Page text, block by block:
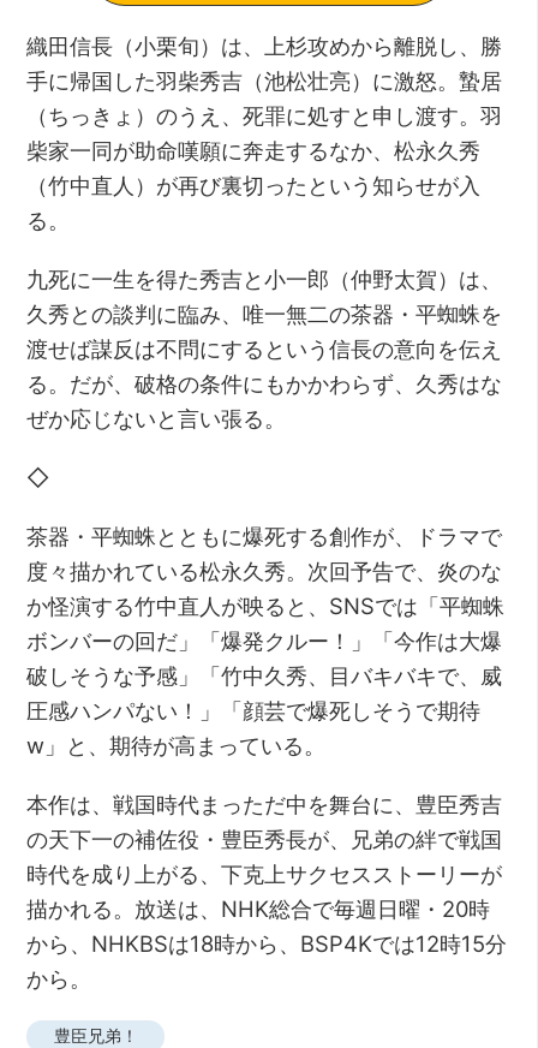
織田信長（小栗旬）は、上杉攻めから離脱し、勝
手に帰国した羽柴秀吉（池松壮亮）に激怒。蟄居
（ちっきょ）のうえ、死罪に処すと申し渡す。羽
柴家一同が助命嘆願に奔走するなか、松永久秀
（竹中直人）が再び裏切ったという知らせが入
る。
九死に一生を得た秀吉と小一郎（仲野太賀）は、
久秀との談判に臨み、唯一無二の茶器・平蜘蛛を
渡せば謀反は不問にするという信長の意向を伝え
る。だが、破格の条件にもかかわらず、久秀はな
ぜか応じないと言い張る。
◇
茶器・平蜘蛛とともに爆死する創作が、ドラマで
度々描かれている松永久秀。次回予告で、炎のな
か怪演する竹中直人が映ると、SNSでは「平蜘蛛
ボンバーの回だ」「爆発クルー！」「今作は大爆
破しそうな予感」「竹中久秀、目バキバキで、威
圧感ハンパない！」「顔芸で爆死しそうで期待
w」と、期待が高まっている。
本作は、戦国時代まっただ中を舞台に、豊臣秀吉
の天下一の補佐役・豊臣秀長が、兄弟の絆で戦国
時代を成り上がる、下克上サクセスストーリーが
描かれる。放送は、NHK総合で毎週日曜・20時
から、NHKBSは18時から、BSP4Kでは12時15分
から。
豊臣兄弟！